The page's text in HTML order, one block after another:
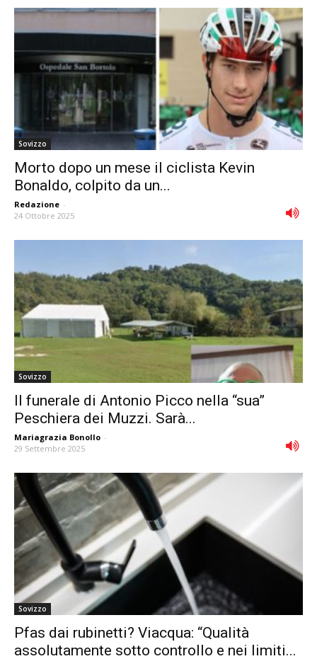
Sovizzo
Morto dopo un mese il ciclista Kevin
Bonaldo, colpito da un...
Redazione -
24 Ottobre 2025
Sovizzo
Il funerale di Antonio Picco nella “sua”
Peschiera dei Muzzi. Sarà...
Mariagrazia Bonollo -
29 Settembre 2025
Sovizzo
Pfas dai rubinetti? Viacqua: “Qualità
assolutamente sotto controllo e nei limiti...